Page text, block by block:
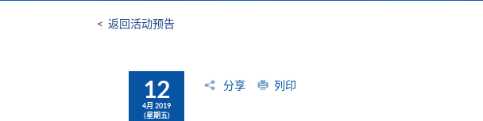
< 返回活动预告
12
4月 2019
(星期五)
分享 列印